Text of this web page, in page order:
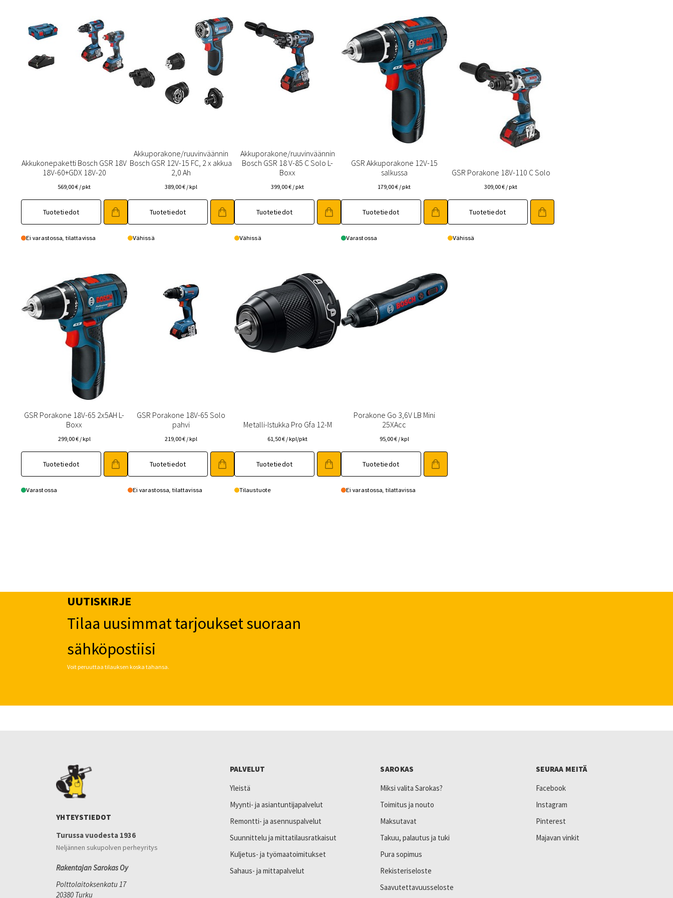
Akkukonepaketti Bosch GSR 18V
18V-60+GDX 18V-20
569,00€ / pkt
Tuotetiedot
Ei varastossa, tilattavissa
Akkuporakone/ruuvinväännin
Bosch GSR 12V-15 FC, 2 x akkua
2,0 Ah
389,00€ / kpl
Tuotetiedot
Vähissä
Akkuporakone/ruuvinväännin
Bosch GSR 18 V-85 C Solo L-
Boxx
399,00€ / pkt
Tuotetiedot
Vähissä
GSR Akkuporakone 12V-15
salkussa
179,00€ / pkt
Tuotetiedot
Varastossa
GSR Porakone 18V-110 C Solo
309,00€ / pkt
Tuotetiedot
Vähissä
GSR Porakone 18V-65 2x5AH ​L-
Boxx
299,00€ / kpl
Tuotetiedot
Varastossa
GSR Porakone 18V-65 Solo
pahvi
219,00€ / kpl
Tuotetiedot
Ei varastossa, tilattavissa
Metalli-Istukka Pro Gfa 12-M
61,50€ / kpl/pkt
Tuotetiedot
Tilaustuote
Porakone Go 3,6V LB Mini
25XAcc
95,00€ / kpl
Tuotetiedot
Ei varastossa, tilattavissa
UUTISKIRJE
Tilaa uusimmat tarjoukset suoraan
sähköpostiisi
Voit peruuttaa tilauksen koska tahansa.
YHTEYSTIEDOT
Turussa vuodesta 1936
Neljännen sukupolven perheyritys
Rakentajan Sarokas Oy
Polttolaitoksenkatu 17
20380 Turku
PALVELUT
Yleistä
Myynti- ja asiantuntijapalvelut
Remontti- ja asennuspalvelut
Suunnittelu ja mittatilausratkaisut
Kuljetus- ja työmaatoimitukset
Sahaus- ja mittapalvelut
SAROKAS
Miksi valita Sarokas?
Toimitus ja nouto
Maksutavat
Takuu, palautus ja tuki
Pura sopimus
Rekisteriseloste
Saavutettavuusseloste
SEURAA MEITÄ
Facebook
Instagram
Pinterest
Majavan vinkit